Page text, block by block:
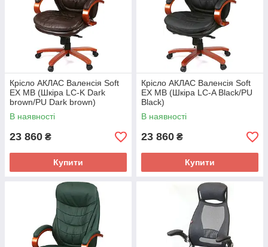
Крісло АКЛАС Валенсія Soft
EX MB (Шкіра LC-K Dark
brown/PU Dark brown)
В наявності
23 860 ₴
Купити
Крісло АКЛАС Валенсія Soft
EX MB (Шкіра LC-A Black/PU
Black)
В наявності
23 860 ₴
Купити